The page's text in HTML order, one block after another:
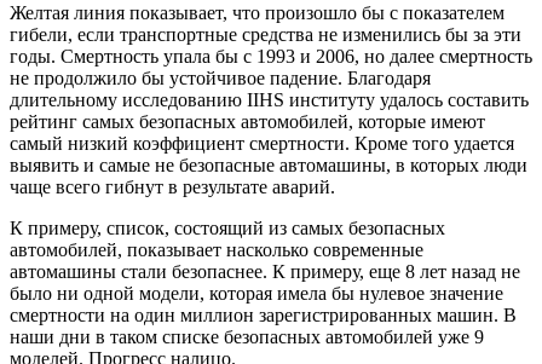
Желтая линия показывает, что произошло бы с показателем
гибели, если транспортные средства не изменились бы за эти
годы. Смертность упала бы с 1993 и 2006, но далее смертность
не продолжило бы устойчивое падение. Благодаря
длительному исследованию IIHS институту удалось составить
рейтинг самых безопасных автомобилей, которые имеют
самый низкий коэффициент смертности. Кроме того удается
выявить и самые не безопасные автомашины, в которых люди
чаще всего гибнут в результате аварий.
К примеру, список, состоящий из самых безопасных
автомобилей, показывает насколько современные
автомашины стали безопаснее. К примеру, еще 8 лет назад не
было ни одной модели, которая имела бы нулевое значение
смертности на один миллион зарегистрированных машин. В
наши дни в таком списке безопасных автомобилей уже 9
моделей. Прогресс налицо.